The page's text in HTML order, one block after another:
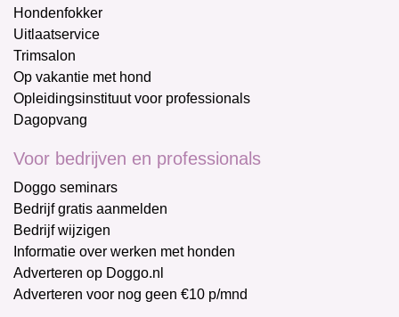
Hondenfokker
Uitlaatservice
Trimsalon
Op vakantie met hond
Opleidingsinstituut voor professionals
Dagopvang
Voor bedrijven en professionals
Doggo seminars
Bedrijf gratis aanmelden
Bedrijf wijzigen
Informatie over werken met honden
Adverteren op Doggo.nl
Adverteren voor nog geen €10 p/mnd